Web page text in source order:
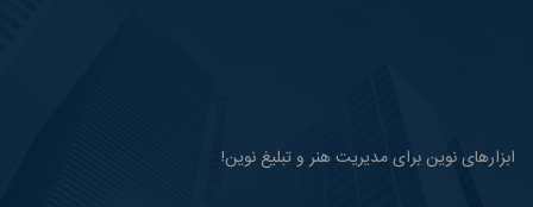
ابزارهای نوین برای مدیریت هنر و تبلیغ نوین!